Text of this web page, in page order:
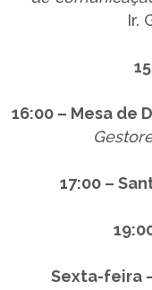
Ir.
16:00 – Mesa de
17:00 –
Sexta-feira